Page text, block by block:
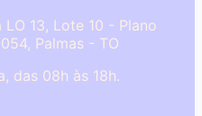
13, Lote 10 - Plano
Palmas - TO
das 08h às 18h.